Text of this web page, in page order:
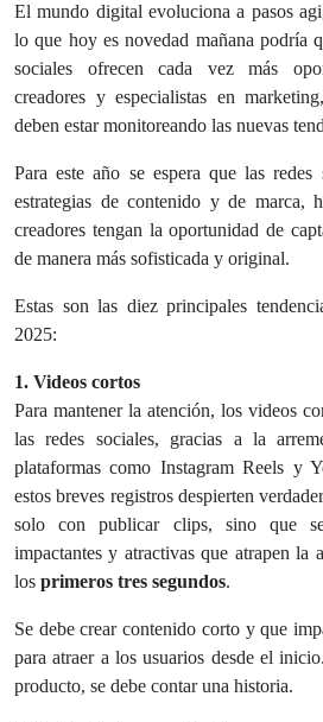
El mundo digital evoluciona a pasos
lo que hoy es novedad mañana podría
sociales ofrecen cada vez más
creadores y especialistas en
deben estar monitoreando las nuevas
Para este año se espera que las redes
estrategias de contenido y de marca,
creadores tengan la oportunidad de
de manera más sofisticada y original.
Estas son las diez principales
2025:
1. Videos cortos
Para mantener la atención, los videos
las redes sociales, gracias a la
plataformas como Instagram Reels y
estos breves registros despierten
solo con publicar clips, sino que
impactantes y atractivas que atrapen la
los primeros tres segundos.
Se debe crear contenido corto y que
para atraer a los usuarios desde el
producto, se debe contar una historia.